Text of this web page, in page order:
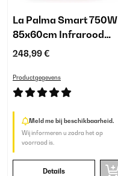
La Palma Smart 750W
85x60cm Infrarood
Spiegel Zwart
248,99 €
Productgegevens
Meld me bij beschikbaarheid.
Wij informeren u zodra het op
voorraad is.
Details